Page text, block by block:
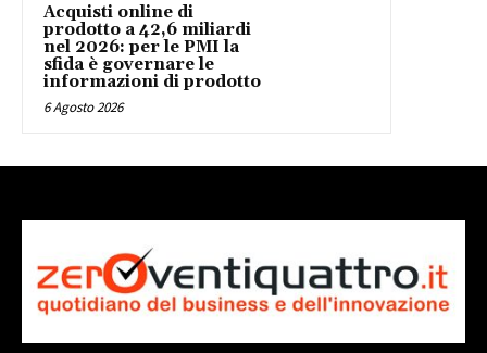
Acquisti online di
prodotto a 42,6 miliardi
nel 2026: per le PMI la
sfida è governare le
informazioni di prodotto
6 Agosto 2026